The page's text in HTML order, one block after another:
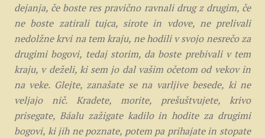
dejanja, če boste res pravično ravnali drug z drugim, če
ne boste zatirali tujca, sirote in vdove, ne prelivali
nedolžne krvi na tem kraju, ne hodili v svojo nesrečo za
drugimi bogovi, tedaj storim, da boste prebivali v tem
kraju, v deželi, ki sem jo dal vašim očetom od vekov in
na veke. Glejte, zanašate se na varljive besede, ki ne
veljajo nič. Kradete, morite, prešuštvujete, krivo
prisegate, Báalu zažigate kadilo in hodite za drugimi
bogovi, ki jih ne poznate, potem pa prihajate in stopate